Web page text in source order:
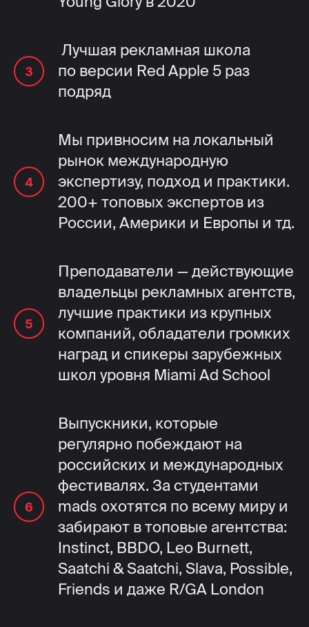
Лучшая рекламная школа
по версии Red Apple 5 раз
подряд
Мы привносим на локальный
рынок международную
экспертизу, подход и практики.
200+ топовых экспертов из
России, Америки и Европы и тд.
Преподаватели — действующие
владельцы рекламных агентств,
лучшие практики из крупных
компаний, обладатели громких
наград и спикеры зарубежных
школ уровня Miami Ad School
Выпускники, которые
регулярно побеждают на
российских и международных
фестивалях. За студентами
mads охотятся по всему миру и
забирают в топовые агентства:
Instinct, BBDO, Leo Burnett,
Saatchi & Saatchi, Slava, Possible,
Friends и даже R/GA London